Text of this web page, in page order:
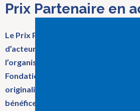
Prix Partenaire en
Le Prix Partenaire en action souligne
d’acteurs de la communauté qui se
l’organisation d’activités-bénéfices
Fondation. Ces dernières se
originalité et leur côté innovateur,
bénéfices générés, par leur